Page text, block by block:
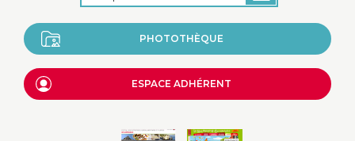
PHOTOTHÈQUE
ESPACE ADHÉRENT